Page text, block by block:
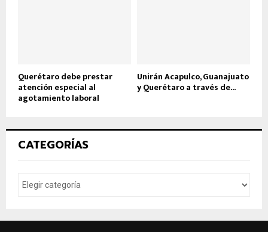
Querétaro debe prestar
atención especial al
agotamiento laboral
Unirán Acapulco, Guanajuato
y Querétaro a través de...
CATEGORÍAS